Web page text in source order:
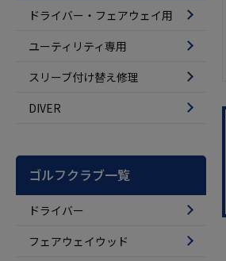
ドライバー・フェアウェイ用
ユーティリティ専用
スリーブ付け替え修理
DIVER
ゴルフクラブ一覧
ドライバー
フェアウェイウッド